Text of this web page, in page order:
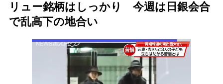
リュー銘柄はしっかり 今週は日銀会合
で乱高下の地合い